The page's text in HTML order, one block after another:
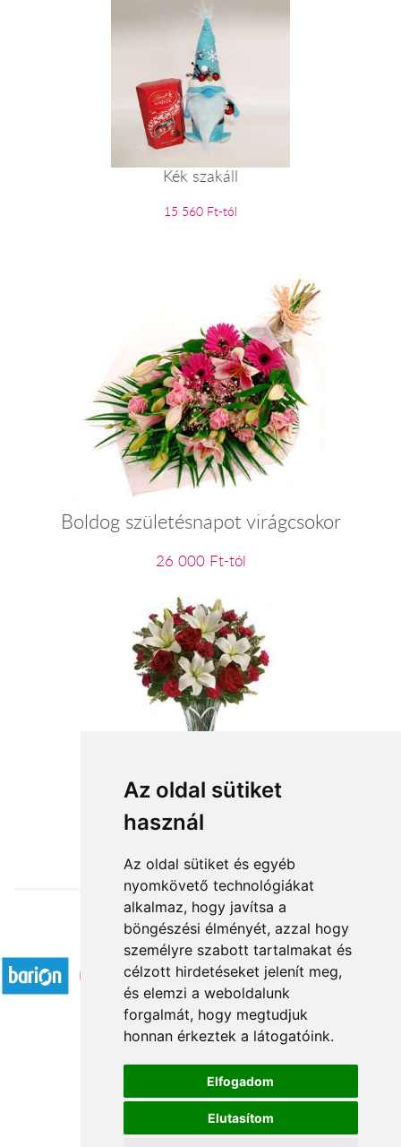
Az oldal sütiket
használ
Az oldal sütiket és egyéb
nyomkövető technológiákat
alkalmaz, hogy javítsa a
böngészési élményét, azzal hogy
személyre szabott tartalmakat és
célzott hirdetéseket jelenít meg,
és elemzi a weboldalunk
forgalmát, hogy megtudjuk
honnan érkeztek a látogatóink.
Elfogadom
Elutasítom
Kék szakáll
15 560 Ft-tól
Boldog születésnapot virágcsokor
26 000 Ft-tól
Be my Valentine
38 640 Ft-tól
Elfogadott fizetési módok
Á.SZ.F.
Impresszum
Adatkezelési tájékoztató